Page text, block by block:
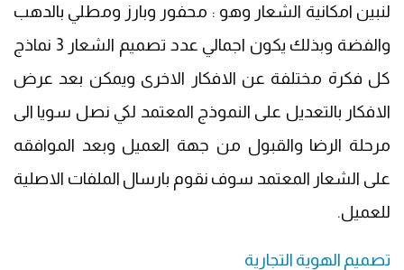
لنبين امكانية الشعار وهو : محفور وبارز ومطلي بالدهب
والفضة وبذلك يكون اجمالي عدد تصميم الشعار 3 نماذج
كل فكرة مختلفة عن الافكار الاخرى ويمكن بعد عرض
الافكار بالتعديل على النموذج المعتمد لكي نصل سويا الى
مرحلة الرضا والقبول من جهة العميل وبعد الموافقه
على الشعار المعتمد سوف نقوم بارسال الملفات الاصلية
للعميل.
تصميم الهوية التجارية